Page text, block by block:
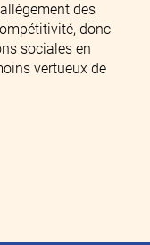
des
donc
sociales en
vertueux de